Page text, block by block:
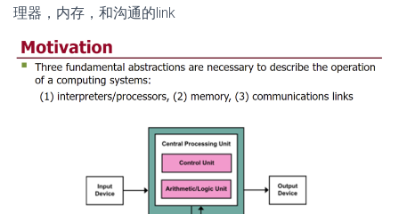
理器，内存，和沟通的link